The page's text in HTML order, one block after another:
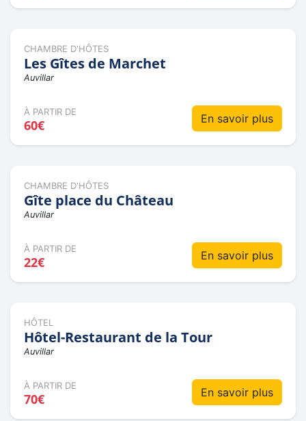
CHAMBRE D'HÔTES
Les Gîtes de Marchet
Auvillar
À PARTIR DE
60€ En savoir plus
CHAMBRE D'HÔTES
Gîte place du Château
Auvillar
À PARTIR DE
22€ En savoir plus
HÔTEL
Hôtel-Restaurant de la Tour
Auvillar
À PARTIR DE
70€ En savoir plus